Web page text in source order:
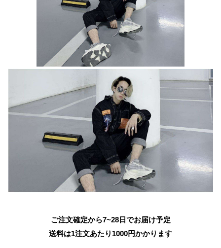
ご注文確定から7~28日でお届け予定
送料は1注文あたり 1000円かかります